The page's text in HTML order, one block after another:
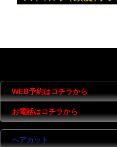
WEB予約はコチラから
お電話はコチラから
ヘアカット